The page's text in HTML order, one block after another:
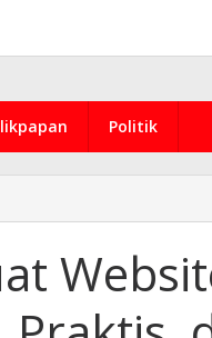
Politik